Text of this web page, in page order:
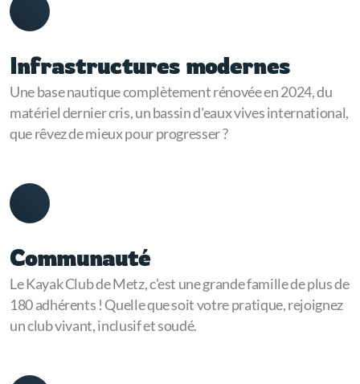
Infrastructures modernes
Une base nautique complètement rénovée en 2024, du
matériel dernier cris, un bassin d'eaux vives international,
que rêvez de mieux pour progresser ?
Communauté
Le Kayak Club de Metz, c'est une grande famille de plus de
180 adhérents ! Quelle que soit votre pratique, rejoignez
un club vivant, inclusif et soudé.